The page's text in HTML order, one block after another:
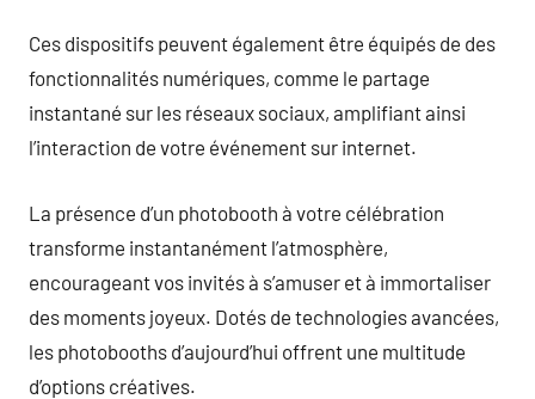
Ces dispositifs peuvent également être équipés de des
fonctionnalités numériques, comme le partage
instantané sur les réseaux sociaux, amplifiant ainsi
l’interaction de votre événement sur internet.
La présence d’un photobooth à votre célébration
transforme instantanément l’atmosphère,
encourageant vos invités à s’amuser et à immortaliser
des moments joyeux. Dotés de technologies avancées,
les photobooths d’aujourd’hui offrent une multitude
d’options créatives.